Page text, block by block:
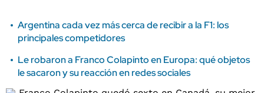
Argentina cada vez más cerca de recibir a la F1: los
principales competidores
Le robaron a Franco Colapinto en Europa: qué objetos
le sacaron y su reacción en redes sociales